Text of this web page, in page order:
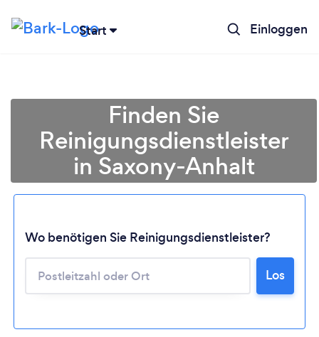
Start Einloggen
Lädt ...
Bitte warten ...
Finden Sie
Reinigungsdienstleister
in Saxony-Anhalt
Wo benötigen Sie Reinigungsdienstleister?
Los